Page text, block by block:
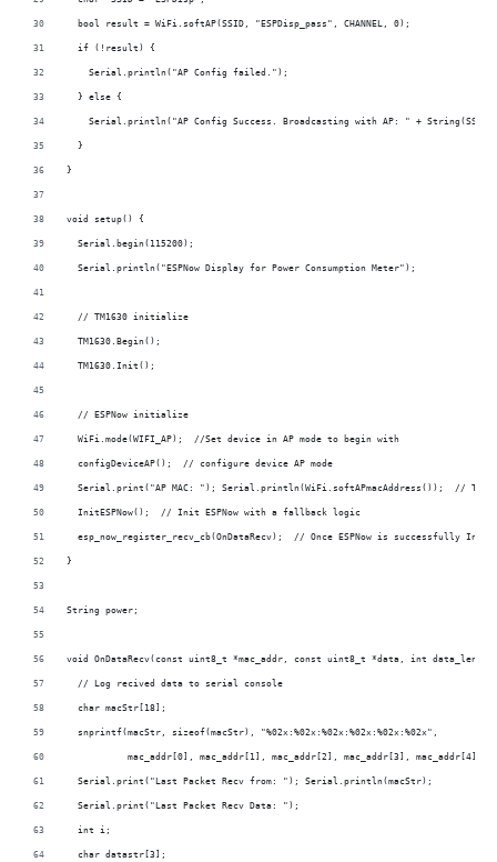
  bool result = WiFi.softAP(SSID, "ESPDisp_pass", CHANNEL, 0);
  if (!result) {
    Serial.println("AP Config failed.");
  } else {
Serial.println("AP Config Success. Broadcasting with AP: " +
  }
}
void setup() {
  Serial.begin(115200);
  Serial.println("ESPNow Display for Power Consumption Meter");
  // TM1630 initialize
  TM1630.Begin();
  TM1630.Init();
  // ESPNow initialize
  WiFi.mode(WIFI_AP);  //Set device in AP mode to begin with
  configDeviceAP();  // configure device AP mode
Serial.print("AP MAC: "); Serial.println(WiFi.softAPmacAddress());  //
  InitESPNow();  // Init ESPNow with a fallback logic
esp_now_register_recv_cb(OnDataRecv);  // Once ESPNow is successfully
}
String power;
void OnDataRecv(const uint8_t *mac_addr, const uint8_t *data, int data_len) {
  // Log recived data to serial console
  char macStr[18];
  snprintf(macStr, sizeof(macStr), "%02x:%02x:%02x:%02x:%02x:%02x",
mac_addr[0], mac_addr[1], mac_addr[2], mac_addr[3], mac_addr[4],
  Serial.print("Last Packet Recv from: "); Serial.println(macStr);
  Serial.print("Last Packet Recv Data: ");
  int i;
  char datastr[3];